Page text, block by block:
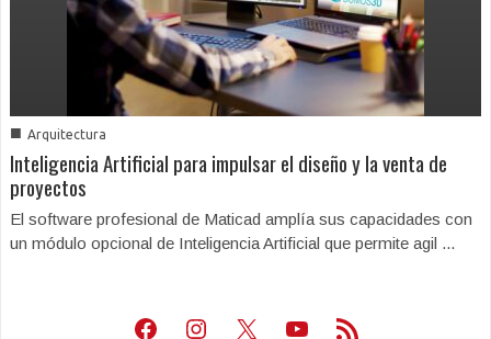
■ Arquitectura
Inteligencia Artificial para impulsar el diseño y la venta de
proyectos
El software profesional de Maticad amplía sus capacidades con
un módulo opcional de Inteligencia Artificial que permite agil ...
Facebook
Instagram
X Youtube
Feed RSS